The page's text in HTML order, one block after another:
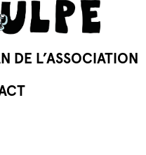
DE L’ASSOCIATION